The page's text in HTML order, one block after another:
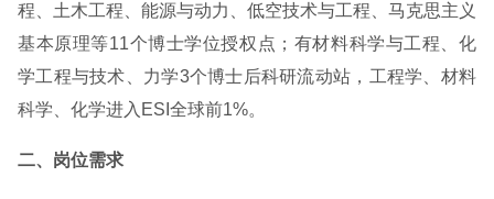
程、土木工程、能源与动力、低空技术与工程、马克思主义
基本原理等11个博士学位授权点；有材料科学与工程、化
学工程与技术、力学3个博士后科研流动站，工程学、材料
科学、化学进入ESI全球前1%。
二、岗位需求